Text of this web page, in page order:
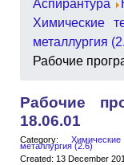
Аспирантура
Химические
металлургия
Рабочие
Рабочие
18.06.01
Category:
металлургия (2.6)
Created: 13 December